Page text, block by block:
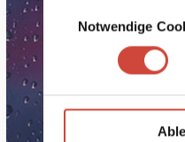
Notwendige